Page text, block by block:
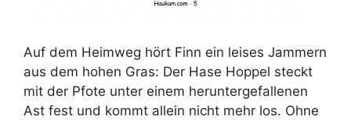
Auf dem Heimweg hört Finn ein leises Jammern
aus dem hohen Gras: Der Hase Hoppel steckt
mit der Pfote unter einem heruntergefallenen
Ast fest und kommt allein nicht mehr los. Ohne